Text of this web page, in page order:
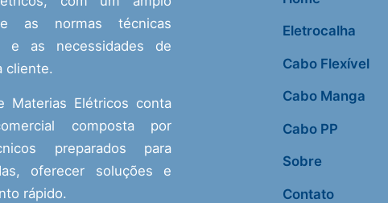
as normas técnicas
e as necessidades de
cliente.
Materias Elétricos conta
composta por
preparados para
oferecer soluções e
rápido.
Eletrocalha
Cabo Flexível
Cabo Manga
Cabo PP
Sobre
Contato